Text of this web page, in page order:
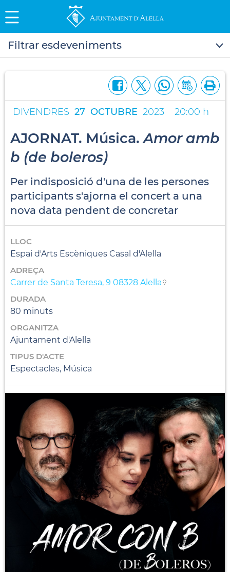
Filtrar esdeveniments
DIVENDRES 27 OCTUBRE 2023 20:00 h
AJORNAT. Música.Amor amb
b (de boleros)
Per indisposició d'una de les persones
participants s'ajorna el concert a una
nova data pendent de concretar
LLOC
Espai d'Arts Escèniques Casal d'Alella
ADREÇA
Carrer de Santa Teresa, 9 08328 Alella
DURADA
80 minuts
ORGANITZA
Ajuntament d'Alella
TIPUS D'ACTE
Espectacles, Música